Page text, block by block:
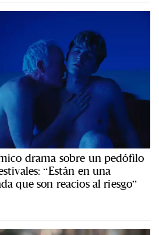
drama sobre un pedófilo
“Están en una
que son reacios al riesgo”